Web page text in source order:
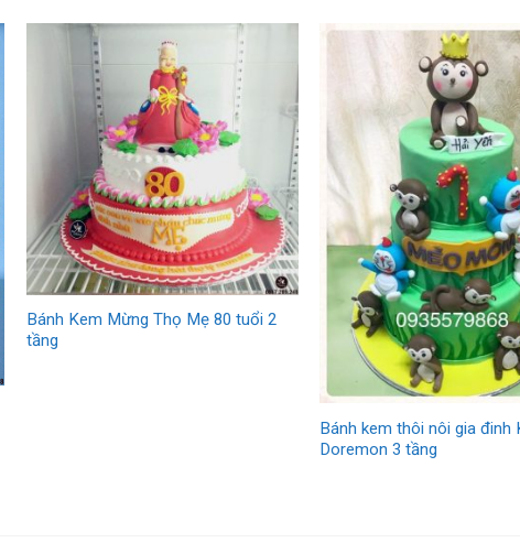
Bánh Kem Mừng Thọ Mẹ 80 tuổi 2
tầng
Bánh kem thôi nôi gia đinh
Doremon 3 tầng